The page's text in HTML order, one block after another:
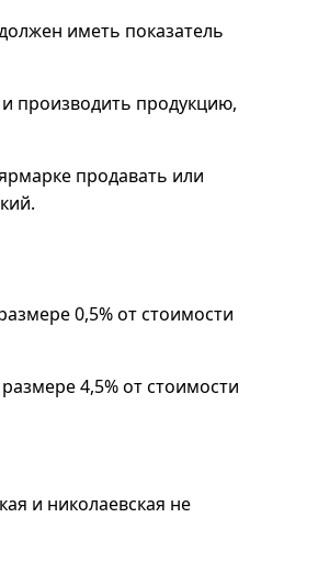
иметь показатель
производить продукцию,
продавать или
0,5% от стоимости
4,5% от стоимости
и николаевская не